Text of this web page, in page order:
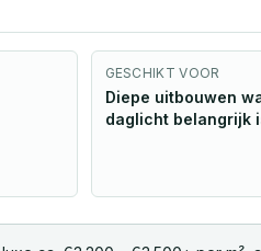
GESCHIKT VOOR
Diepe uitbouwen
daglicht belangrijk